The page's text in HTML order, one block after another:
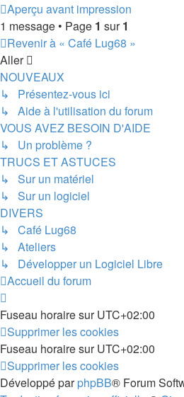
Aperçu avant impression
1 message • Page 1 sur1
Revenir à « Café Lug68 »
Aller
NOUVEAUX
↳ Présentez-vous ici
↳ Aide à l'utilisation du forum
VOUS AVEZ BESOIN D'AIDE
↳ Un problème ?
TRUCS ET ASTUCES
↳ Sur un matériel
↳ Sur un logiciel
DIVERS
↳ Café Lug68
↳ Ateliers
↳ Développer un Logiciel Libre
Accueil du forum
Fuseau horaire surUTC+02:00
Supprimer les cookies
Fuseau horaire surUTC+02:00
Supprimer les cookies
Développé parphpBB® Forum